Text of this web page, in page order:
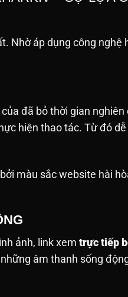
Nhờ áp dụng công
đã bỏ thời gian
hiện thao tác. Từ đó
màu sắc website hài
ảnh, link xem trực tiếp
âm thanh sống